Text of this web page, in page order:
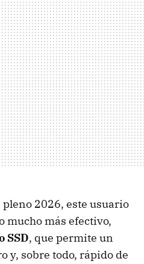
2026, este usuario
mucho más efectivo,
SSD, que permite un
y, sobre todo, rápido de